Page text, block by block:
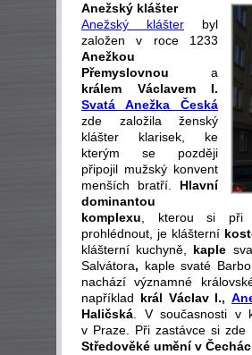
Anežský klášter
Anežský klášter byl
založen v roce 1233
Anežkou
Přemyslovnou a
králem Václavem I.
Svatá Anežka Česká
zde založila ženský
klášter klarisek, ke
kterým se později
připojil mužský konvent
menších bratří. Hlavní
dominantou
komplexu, kterou si při
prohlédnout, je klášterní
klášterní kuchyně, kaple
Salvátora, kaple svaté
nachází významné
například král Václav I.,
Haličská. V současnosti v
v Praze. Při zastávce si zde
Středověké umění v